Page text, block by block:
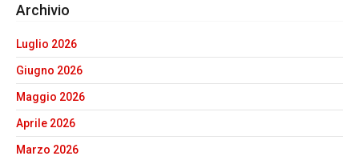
Archivio
Luglio 2026
Giugno 2026
Maggio 2026
Aprile 2026
Marzo 2026